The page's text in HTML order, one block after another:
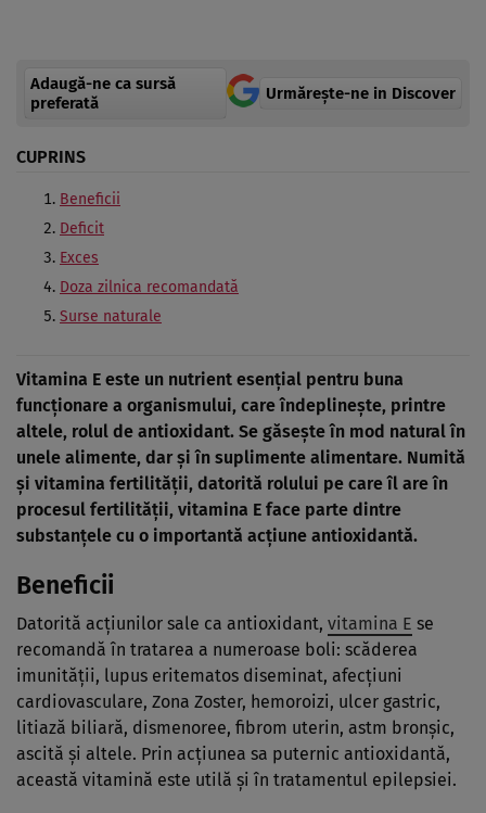
Adaugă-ne ca sursă
preferată
Urmărește-ne in Discover
CUPRINS
Beneficii
Deficit
Exces
Doza zilnica recomandată
Surse naturale
Vitamina E este un nutrient esențial pentru buna
funcționare a organismului, care îndeplinește, printre
altele, rolul de antioxidant. Se găsește în mod natural în
unele alimente, dar și în suplimente alimentare. Numită
şi vitamina fertilităţii, datorită rolului pe care îl are în
procesul fertilităţii, vitamina E face parte dintre
substanţele cu o importantă acţiune antioxidantă.
Beneficii
Datorită acţiunilor sale ca antioxidant, vitamina E se
recomandă în tratarea a numeroase boli: scăderea
imunităţii, lupus eritematos diseminat, afecţiuni
cardiovasculare, Zona Zoster, hemoroizi, ulcer gastric,
litiază biliară, dismenoree, fibrom uterin, astm bronşic,
ascită şi altele. Prin acţiunea sa puternic antioxidantă,
această vitamină este utilă şi în tratamentul epilepsiei.